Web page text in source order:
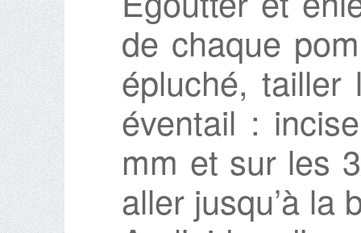
de chaque
épluché,
éventail :
mm et sur les
aller jusqu’à la